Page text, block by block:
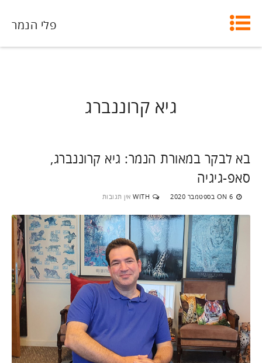
פלי הנמר
גיא קרוננברג
בא לבקר במאורת הנמר: גיא קרוננברג,
סאפ-גיגיה
ON 6 בספטמבר 2020 WITH אין תגובות